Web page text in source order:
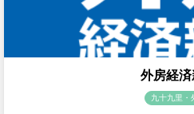
外房経済
九十九里・